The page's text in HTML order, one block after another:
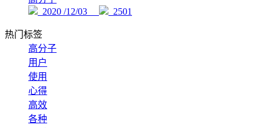
2020 /12/03
2501
热门标签
高分子
用户
使用
心得
高效
各种